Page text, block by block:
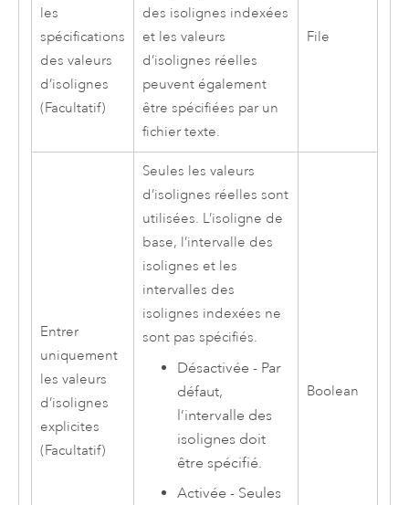
les
spécifications
des valeurs
d’isolignes
(Facultatif)
des isolignes indexées
et les valeurs
d’isolignes réelles
peuvent également
être spécifiées par un
fichier texte.
File
Entrer
uniquement
les valeurs
d’isolignes
explicites
(Facultatif)
Seules les valeurs
d’isolignes réelles sont
utilisées. L’isoligne de
base, l’intervalle des
isolignes et les
intervalles des
isolignes indexées ne
sont pas spécifiés.
Désactivée - Par
défaut,
l’intervalle des
isolignes doit
être spécifié.
Activée - Seules
Boolean